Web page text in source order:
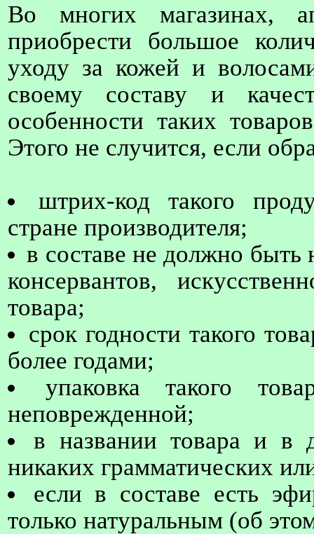
Во многих магазинах,
приобрести большое
уходу за кожей и
своему составу и
особенности таких
Этого не случится, если
штрих-код такого
стране производителя;
в составе не должно быть
консервантов,
товара;
срок годности такого
более годами;
упаковка такого
неповрежденной;
в названии товара и в
никаких грамматических
если в составе есть
только натуральным (об